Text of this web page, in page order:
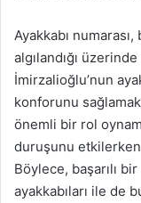
Ayakkabı
algılandığı
İmirzalioğlu’nun
konforunu
önemli bir rol
duruşunu
Böylece, başarılı
ayakkabıları ile de